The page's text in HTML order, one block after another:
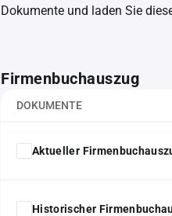
Dokumente und laden Sie
Firmenbuchauszug
DOKUMENTE
Aktueller
Historischer